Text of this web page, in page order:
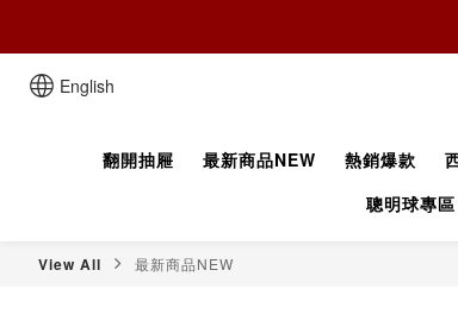
English
翻開抽屜 最新商品NEW 熱銷爆款
聰明球專區
View All 最新商品NEW